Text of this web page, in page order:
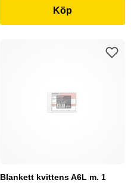
Köp
Blankett kvittens A6L m. 1